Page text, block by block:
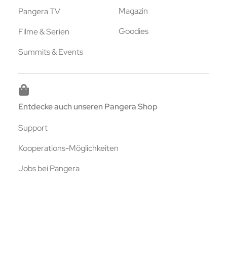
Pangera TV
Filme & Serien
Summits & Events
Magazin
Goodies
Entdecke auch unseren Pangera Shop
Support
Kooperations-Möglichkeiten
Jobs bei Pangera